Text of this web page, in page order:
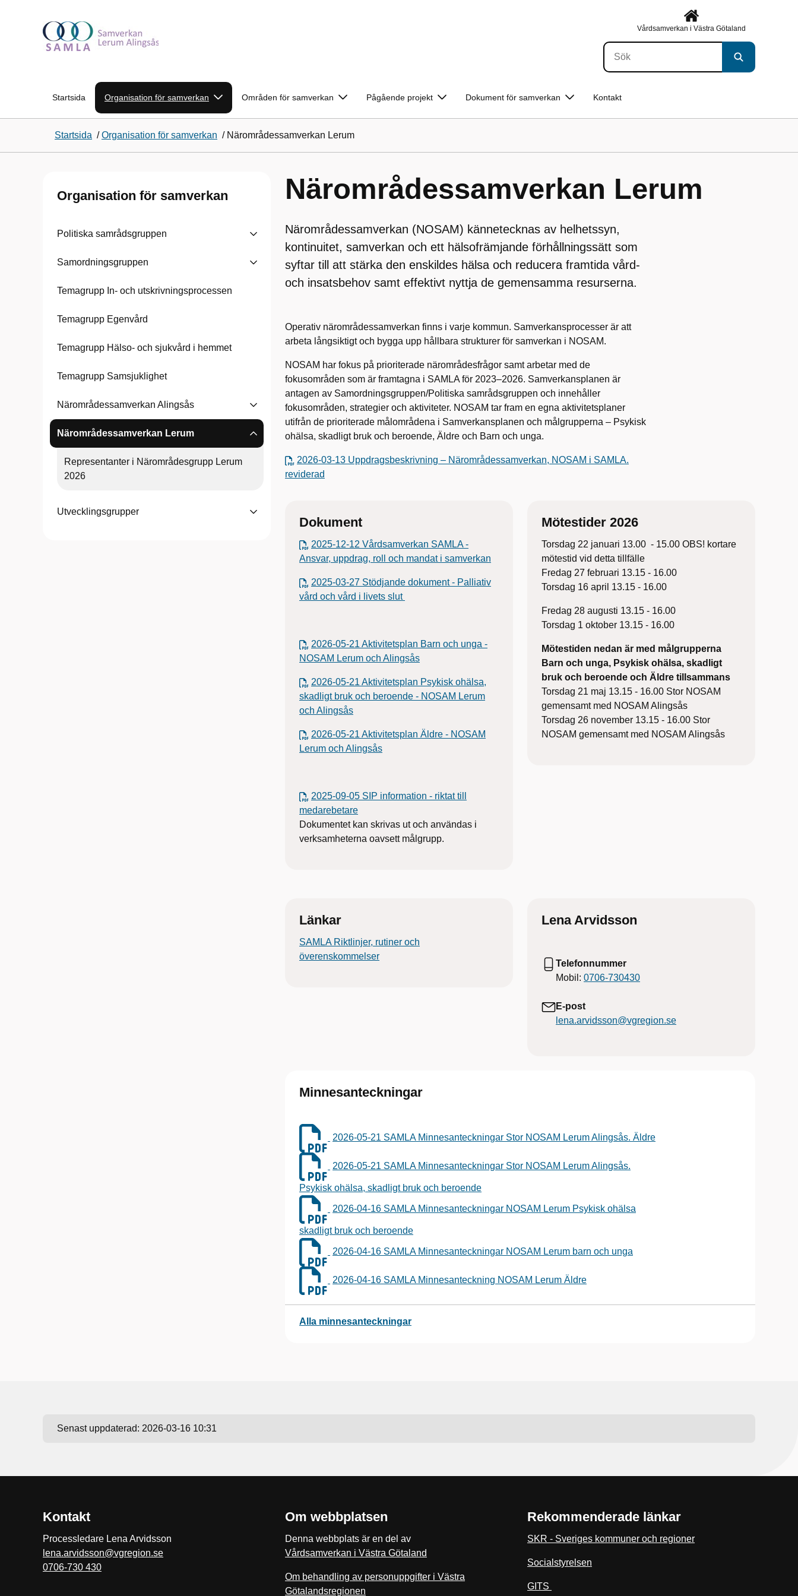
Vårdsamverkan i Västra Götaland
Startsida Organisation för samverkan Områden för samverkan Pågående projekt Dokument för samverkan Kontakt
Startsida /Organisation för samverkan / Närområdessamverkan Lerum
Organisation för samverkan
Politiska samrådsgruppen
Samordningsgruppen
Temagrupp In- och utskrivningsprocessen
Temagrupp Egenvård
Temagrupp Hälso- och sjukvård i hemmet
Temagrupp Samsjuklighet
Närområdessamverkan Alingsås
Närområdessamverkan Lerum
Representanter i Närområdesgrupp Lerum
2026
Utvecklingsgrupper
Närområdessamverkan Lerum
Närområdessamverkan (NOSAM) kännetecknas av helhetssyn,
kontinuitet, samverkan och ett hälsofrämjande förhållningssätt som
syftar till att stärka den enskildes hälsa och reducera framtida vård-
och insatsbehov samt effektivt nyttja de gemensamma resurserna.
Operativ närområdessamverkan finns i varje kommun. Samverkansprocesser är att
arbeta långsiktigt och bygga upp hållbara strukturer för samverkan i NOSAM.
NOSAM har fokus på prioriterade närområdesfrågor samt arbetar med de
fokusområden som är framtagna i SAMLA för 2023–2026. Samverkansplanen är
antagen av Samordningsgruppen/Politiska samrådsgruppen och innehåller
fokusområden, strategier och aktiviteter. NOSAM tar fram en egna aktivitetsplaner
utifrån de prioriterade målområdena i Samverkansplanen och målgrupperna – Psykisk
ohälsa, skadligt bruk och beroende, Äldre och Barn och unga.
2026-03-13 Uppdragsbeskrivning – Närområdessamverkan, NOSAM i SAMLA.
reviderad
Dokument
2025-12-12 Vårdsamverkan SAMLA -
Ansvar, uppdrag, roll och mandat i samverkan
2025-03-27 Stödjande dokument - Palliativ
vård och vård i livets slut
2026-05-21 Aktivitetsplan Barn och unga -
NOSAM Lerum och Alingsås
2026-05-21 Aktivitetsplan Psykisk ohälsa,
skadligt bruk och beroende - NOSAM Lerum
och Alingsås
2026-05-21 Aktivitetsplan Äldre - NOSAM
Lerum och Alingsås
2025-09-05 SIP information - riktat till
medarebetare
Dokumentet kan skrivas ut och användas i
verksamheterna oavsett målgrupp.
Mötestider 2026
Torsdag 22 januari 13.00 - 15.00 OBS! kortare
mötestid vid detta tillfälle
Fredag 27 februari 13.15 - 16.00
Torsdag 16 april 13.15 - 16.00
Fredag 28 augusti 13.15 - 16.00
Torsdag 1 oktober 13.15 - 16.00
Mötestiden nedan är med målgrupperna
Barn och unga, Psykisk ohälsa, skadligt
bruk och beroende och Äldre tillsammans
Torsdag 21 maj 13.15 - 16.00 Stor NOSAM
gemensamt med NOSAM Alingsås
Torsdag 26 november 13.15 - 16.00 Stor
NOSAM gemensamt med NOSAM Alingsås
Länkar
SAMLA Riktlinjer, rutiner och
överenskommelser
Lena Arvidsson
Telefonnummer
Mobil: 0706-730430
E-post
lena.arvidsson@vgregion.se
Minnesanteckningar
2026-05-21 SAMLA Minnesanteckningar Stor NOSAM Lerum Alingsås. Äldre
2026-05-21 SAMLA Minnesanteckningar Stor NOSAM Lerum Alingsås.
Psykisk ohälsa, skadligt bruk och beroende
2026-04-16 SAMLA Minnesanteckningar NOSAM Lerum Psykisk ohälsa
skadligt bruk och beroende
2026-04-16 SAMLA Minnesanteckningar NOSAM Lerum barn och unga
2026-04-16 SAMLA Minnesanteckning NOSAM Lerum Äldre
Alla minnesanteckningar
Senast uppdaterad: 2026-03-16 10:31
Kontakt
Processledare Lena Arvidsson
lena.arvidsson@vgregion.se
0706-730 430
Om webbplatsen
Denna webbplats är en del av
Vårdsamverkan i Västra Götaland
Om behandling av personuppgifter i Västra
Götalandsregionen
Rekommenderade länkar
SKR - Sveriges kommuner och regioner
Socialstyrelsen
GITS